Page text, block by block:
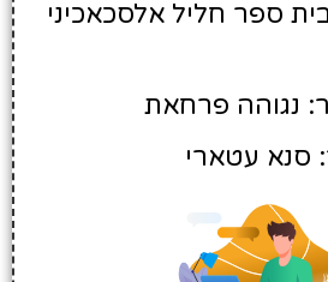
ספר חליל אלסכאכיני
נגוהה פרחאת
סנא עטארי